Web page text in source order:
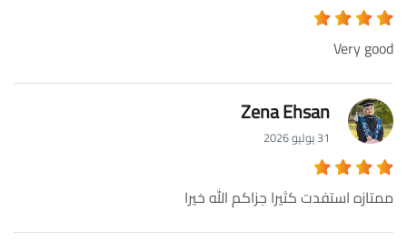
Very good
Zena Ehsan
31 يوليو 2026
ممتازه استفدت كثيرا جزاكم الله خيرا